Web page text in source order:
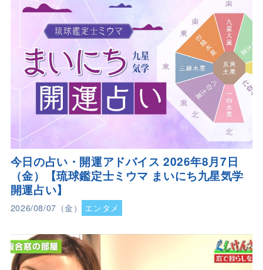
今日の占い・開運アドバイス 2026年8月7日
（金）【琉球鑑定士ミウマ まいにち九星気学
開運占い】
2026/08/07（金） エンタメ